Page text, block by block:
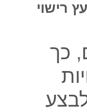
רישוי
כך